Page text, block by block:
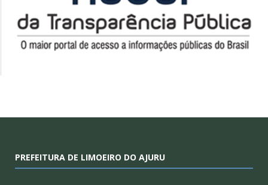
PREFEITURA DE LIMOEIRO DO AJURU